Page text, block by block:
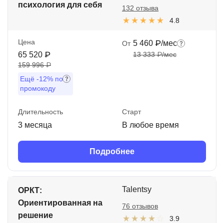
психология для себя
4.8
132 отзыва
Цена
65 520 ₽
159 996 ₽
Ещё -12% по
промокоду
От 5 460 ₽/мес
13 333 ₽/мес
Длительность
3 месяца
Старт
В любое время
Подробнее
ОРКТ:
Ориентированная на
решение
Talentsy
3.9
76 отзывов